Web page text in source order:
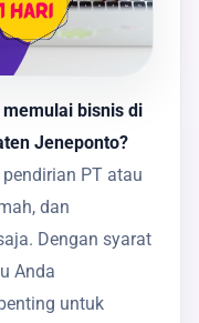
bisnis di
Jeneponto?
PT atau
dan
Dengan syarat
Anda
untuk